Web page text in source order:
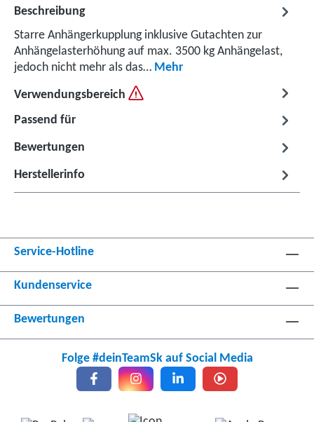
Beschreibung
Starre Anhängerkupplung inklusive Gutachten zur
Anhängelasterhöhung auf max. 3500 kg Anhängelast,
jedoch nicht mehr als das… Mehr
Verwendungsbereich
Passend für
Bewertungen
Herstellerinfo
Service-Hotline
Kundenservice
Bewertungen
Folge #deinTeamSk auf Social Media